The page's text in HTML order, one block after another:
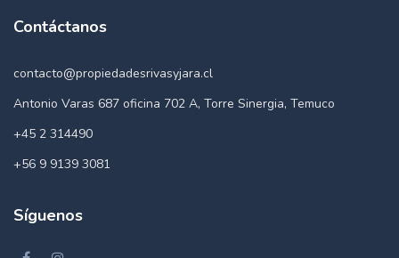
Contáctanos
contacto@propiedadesrivasyjara.cl
Antonio Varas 687 oficina 702 A, Torre Sinergia, Temuco
+45 2 314490
+56 9 9139 3081
Síguenos